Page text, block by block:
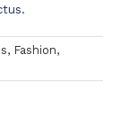
, Fashion,